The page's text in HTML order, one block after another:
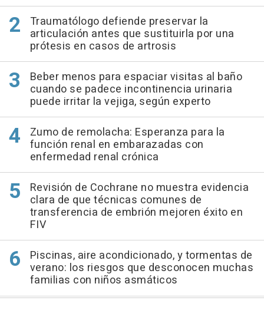
Traumatólogo defiende preservar la
articulación antes que sustituirla por una
prótesis en casos de artrosis
Beber menos para espaciar visitas al baño
cuando se padece incontinencia urinaria
puede irritar la vejiga, según experto
Zumo de remolacha: Esperanza para la
función renal en embarazadas con
enfermedad renal crónica
Revisión de Cochrane no muestra evidencia
clara de que técnicas comunes de
transferencia de embrión mejoren éxito en
FIV
Piscinas, aire acondicionado, y tormentas de
verano: los riesgos que desconocen muchas
familias con niños asmáticos